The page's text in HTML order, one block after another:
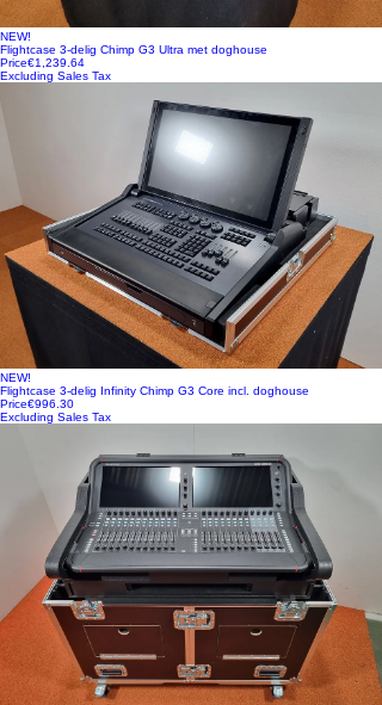
NEW!
Flightcase 3-delig Chimp G3 Ultra met doghouse
Price€1,239.64
Excluding Sales Tax
NEW!
Flightcase 3-delig Infinity Chimp G3 Core incl. doghouse
Price€996.30
Excluding Sales Tax